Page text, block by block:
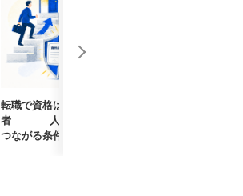
転職で資格は武器になる？採用担当
者405人に聞いた、資格が評価に
つながる条件【まなびイ...